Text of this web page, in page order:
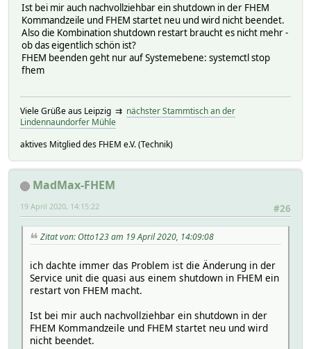
Ist bei mir auch nachvollziehbar ein shutdown in der FHEM
Kommandzeile und FHEM startet neu und wird nicht beendet.
Also die Kombination shutdown restart braucht es nicht mehr -
ob das eigentlich schön ist?
FHEM beenden geht nur auf Systemebene: systemctl stop
fhem
Viele Grüße aus Leipzig ⇉ nächster Stammtisch an der
Lindennaundorfer Mühle
aktives Mitglied des FHEM e.V. (Technik)
MadMax-FHEM
#26
19 April 2020, 14:15:22
Zitat von: Otto123 am 19 April 2020, 14:09:08
ich dachte immer das Problem ist die Änderung in der
Service unit die quasi aus einem shutdown in FHEM ein
restart von FHEM macht.
Ist bei mir auch nachvollziehbar ein shutdown in der
FHEM Kommandzeile und FHEM startet neu und wird
nicht beendet.